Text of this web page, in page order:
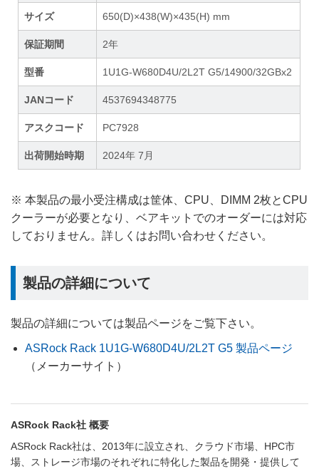
サイズ 650(D)×438(W)×435(H) mm
保証期間 2年
型番 1U1G-W680D4U/2L2T G5/14900/32GBx2
JANコード 4537694348775
アスクコード PC7928
出荷開始時期 2024年 7月
※ 本製品の最小受注構成は筐体、CPU、DIMM 2枚とCPU
クーラーが必要となり、ベアキットでのオーダーには対応
しておりません。詳しくはお問い合わせください。
製品の詳細について
製品の詳細については製品ページをご覧下さい。
ASRock Rack 1U1G-W680D4U/2L2T G5 製品ページ
（メーカーサイト）
ASRock Rack社 概要
ASRock Rack社は、2013年に設立され、クラウド市場、HPC市
場、ストレージ市場のそれぞれに特化した製品を開発・提供して